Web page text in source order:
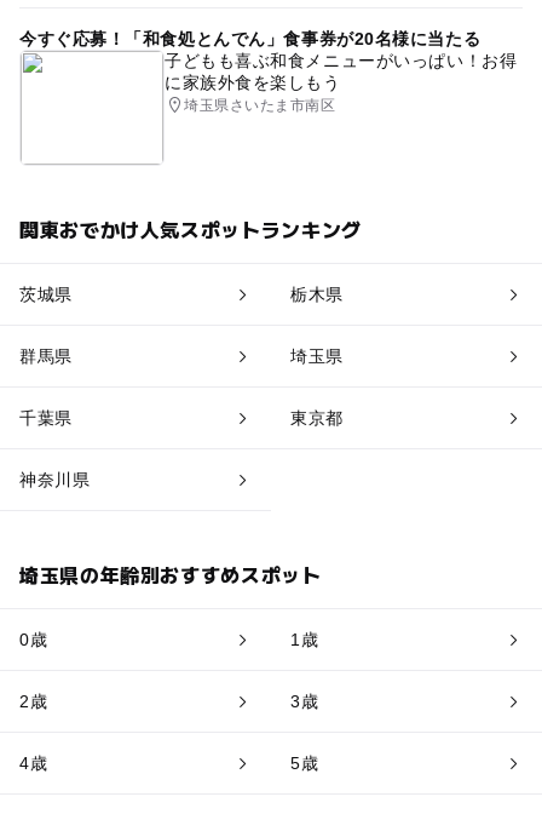
今すぐ応募！「和食処とんでん」食事券が20名様に当たる
子どもも喜ぶ和食メニューがいっぱい！お得
に家族外食を楽しもう
埼玉県さいたま市南区
関東おでかけ人気スポットランキング
茨城県 栃木県
群馬県 埼玉県
千葉県 東京都
神奈川県
埼玉県の年齢別おすすめスポット
0歳 1歳
2歳 3歳
4歳 5歳